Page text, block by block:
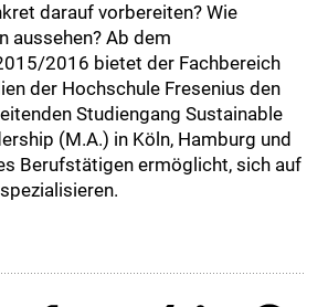
darauf vorbereiten? Wie
aussehen? Ab dem
2016 bietet der Fachbereich
der Hochschule Fresenius den
Studiengang Sustainable
(M.A.) in Köln, Hamburg und
Berufstätigen ermöglicht, sich auf